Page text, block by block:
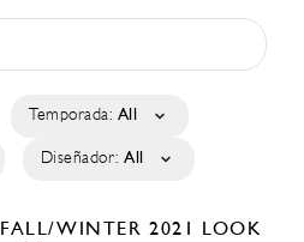
Temporada: All
Diseñador: All
FALL/WINTER 2021
LOOK